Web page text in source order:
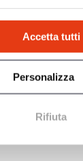
Accetta tutti
Personalizza
Rifiuta
più
format
stanno
del
ma anche